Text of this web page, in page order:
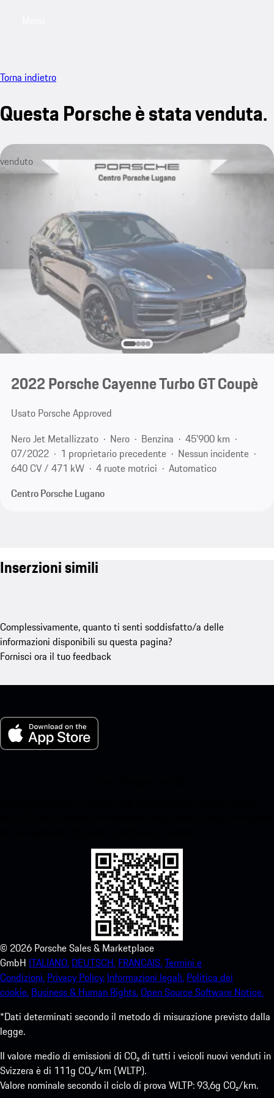
Torna indietro
Questa Porsche è stata venduta.
venduto
2022 Porsche Cayenne Turbo GT Coupè
Usato Porsche Approved
Nero Jet Metallizzato
Nero Benzina
45'900 km
07/2022
1 proprietario precedente
Nessun incidente
640 CV / 471 kW
4 ruote motrici
Automatico
Centro Porsche Lugano
Inserzioni simili
Complessivamente, quanto ti senti soddisfatto/a delle
informazioni disponibili su questa pagina?
Fornisci ora il tuo feedback
© 2026 Porsche Sales & Marketplace
GmbH ITALIANO. DEUTSCH. FRANCAIS.Termini e
Condizioni. Privacy Policy. Informazioni legali. Politica dei
cookie. Business & Human Rights.Open Source Software Notice.
*Dati determinati secondo il metodo di misurazione previsto dalla
legge.
Il valore medio di emissioni di CO₂ di tutti i veicoli nuovi venduti in
Svizzera è di 111g CO₂/km (WLTP).
Valore nominale secondo il ciclo di prova WLTP: 93,6g CO₂/km.